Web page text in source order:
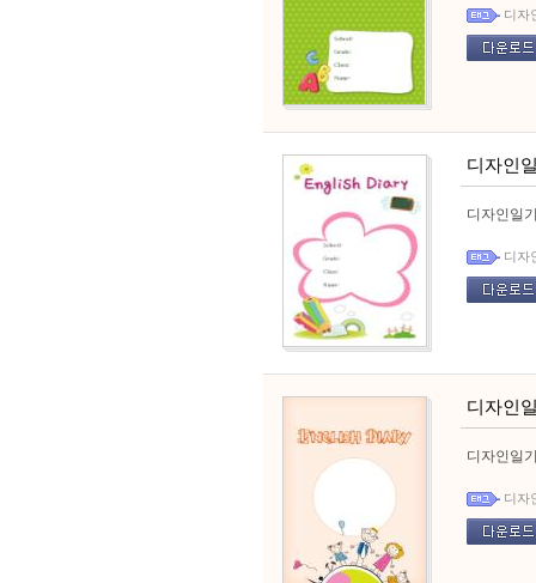
디자
디자인
디자인일
디자
디자인
디자인일
디자